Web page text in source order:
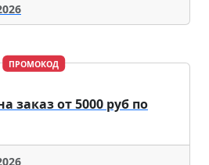
ПРОМОКОД
заказ от 5000 руб по